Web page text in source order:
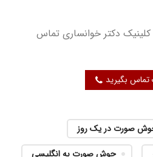
کلینیک دکتر خوانساری تماس
تماس بگیرید
صورت در یک روز
جوش صورت به انگلیسی